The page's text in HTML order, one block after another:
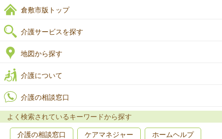
倉敷市版トップ
介護サービスを探す
地図から探す
介護について
介護の相談窓口
よく検索されているキーワードから探す
介護の相談窓口 ケアマネジャー ホームヘルプ